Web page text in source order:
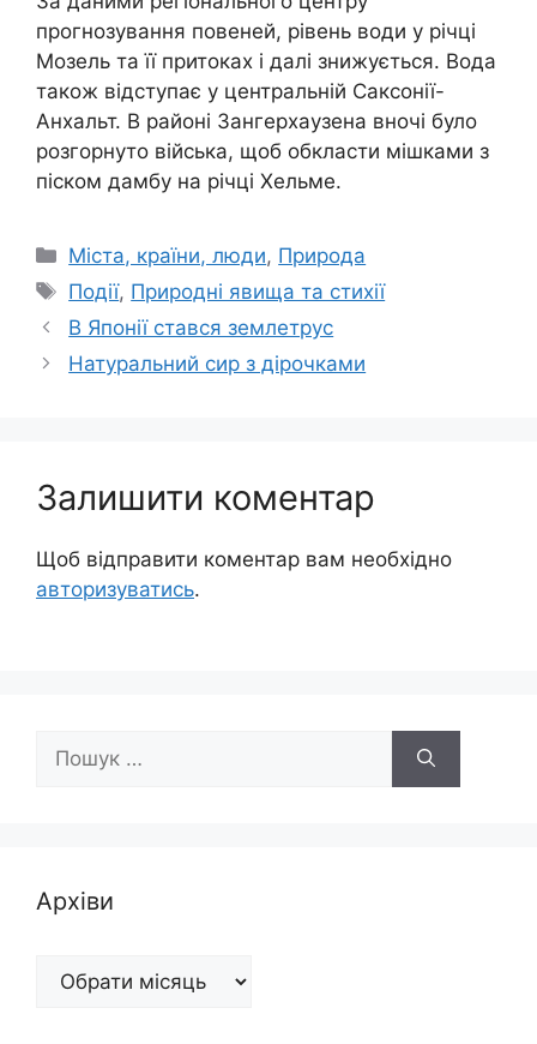
прогнозування повеней, рівень води у річці
Мозель та її притоках і далі знижується. Вода
також відступає у центральній Саксонії-
Анхальт. В районі Зангерхаузена вночі було
розгорнуто війська, щоб обкласти мішками з
піском дамбу на річці Хельме.
Категорії
Міста, країни, люди, Природа
Позначки
Події, Природні явища та стихії
В Японії стався землетрус
Натуральний сир з дірочками
Залишити коментар
Щоб відправити коментар вам необхідно
авторизуватись.
Пошук:
Архіви
Архіви